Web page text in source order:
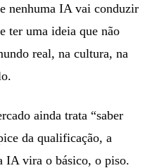
nenhuma IA vai conduzir
ter uma ideia que não
real, na cultura, na
ainda trata “saber
da qualificação, a
IA vira o básico, o piso.